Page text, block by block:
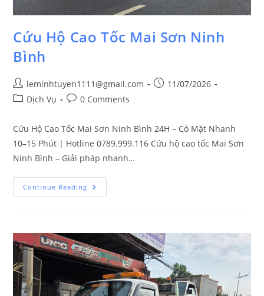
Cứu Hộ Cao Tốc Mai Sơn Ninh
Bình
leminhtuyen1111@gmail.com
11/07/2026
Dịch Vụ
0 Comments
Cứu Hộ Cao Tốc Mai Sơn Ninh Bình 24H – Có Mặt Nhanh
10–15 Phút | Hotline 0789.999.116 Cứu hộ cao tốc Mai Sơn
Ninh Bình – Giải pháp nhanh…
Continue Reading